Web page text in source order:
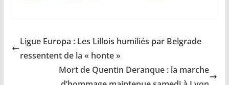
b
o
l s
A
p
e
dI
n
y
n
g
Ligue Europa : Les Lillois humiliés par Belgrade
ressentent de la « honte »
Mort de Quentin Deranque : la marche